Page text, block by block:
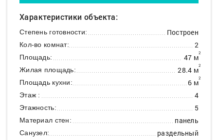
Характеристики объекта:
Степень готовности: Построен
Кол-во комнат: 2
Площадь: 47 м2
Жилая площадь: 28.4 м2
Площадь кухни: 6 м2
Этаж : 4
Этажность: 5
Материал стен: панель
Санузел: раздельный